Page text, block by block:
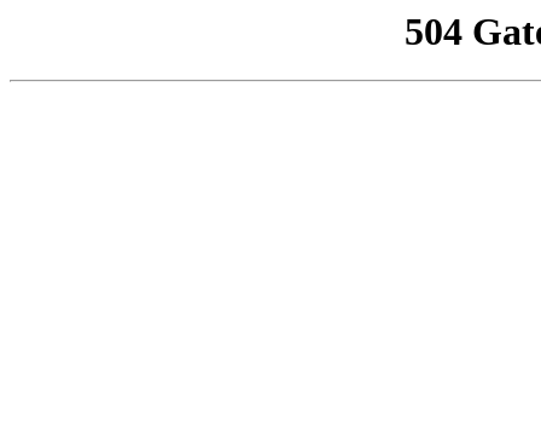
504